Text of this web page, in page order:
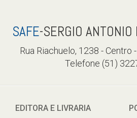
SAFE-SERGIO
Rua Riachuelo, 1238 - Centro
Telefone (51)
EDITORA E LIVRARIA